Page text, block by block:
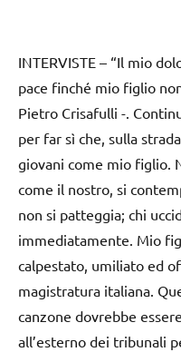
INTERVISTE – “Il mio
pace finché mio figlio
Pietro Crisafulli -.
per far sì che, sulla
giovani come mio figlio.
come il nostro, si
non si patteggia; chi
immediatamente. Mio
calpestato, umiliato ed
magistratura italiana.
canzone dovrebbe
all’esterno dei tribunali